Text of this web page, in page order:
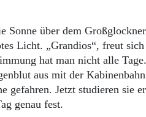
Sonne über dem
Licht. „Grandios“, freut
hat man nicht alle
aus mit der
gefahren. Jetzt studieren sie
genau fest.